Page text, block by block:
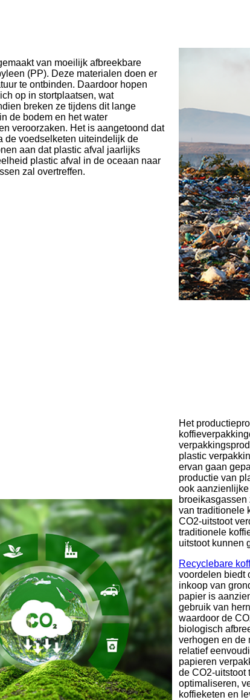
van moeilijk afbreekbare
(PP). Deze materialen doen er
te ontbinden. Daardoor hopen
op in stortplaatsen, wat
breken ze tijdens dit lange
de bodem en het water
veroorzaken. Het is aangetoond dat
de voedselketen uiteindelijk de
aan dat plastic afval jaarlijks
plastic afval in de oceaan naar
zal overtreffen.
Het
plastic
ervan gaan
productie van
ook
van traditionele
CO2-uitstoot
traditionele
uitstoot kunnen
Recyclebare
voordelen biedt
inkoop van
papier is
gebruik van
waardoor de
biologisch
verhogen en de
relatief
papieren
de CO2-uitstoot
optimaliseren,
koffieketen en